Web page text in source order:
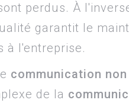
perdus. À
garantit le
à l'entreprise.
communication
de la